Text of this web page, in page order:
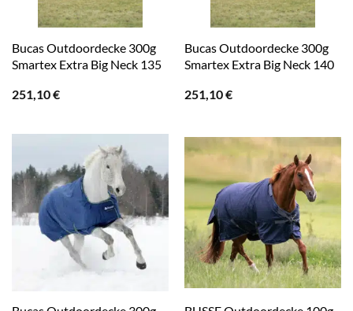
Bucas Outdoordecke 300g
Smartex Extra Big Neck 135
251,10€
Bucas Outdoordecke 300g
Smartex Extra Big Neck 140
251,10€